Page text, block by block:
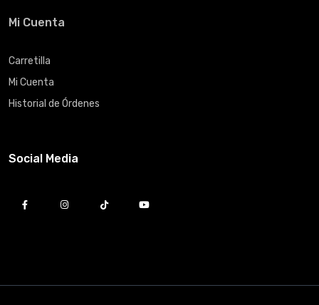
Mi Cuenta
Carretilla
Mi Cuenta
Historial de Órdenes
Social Media